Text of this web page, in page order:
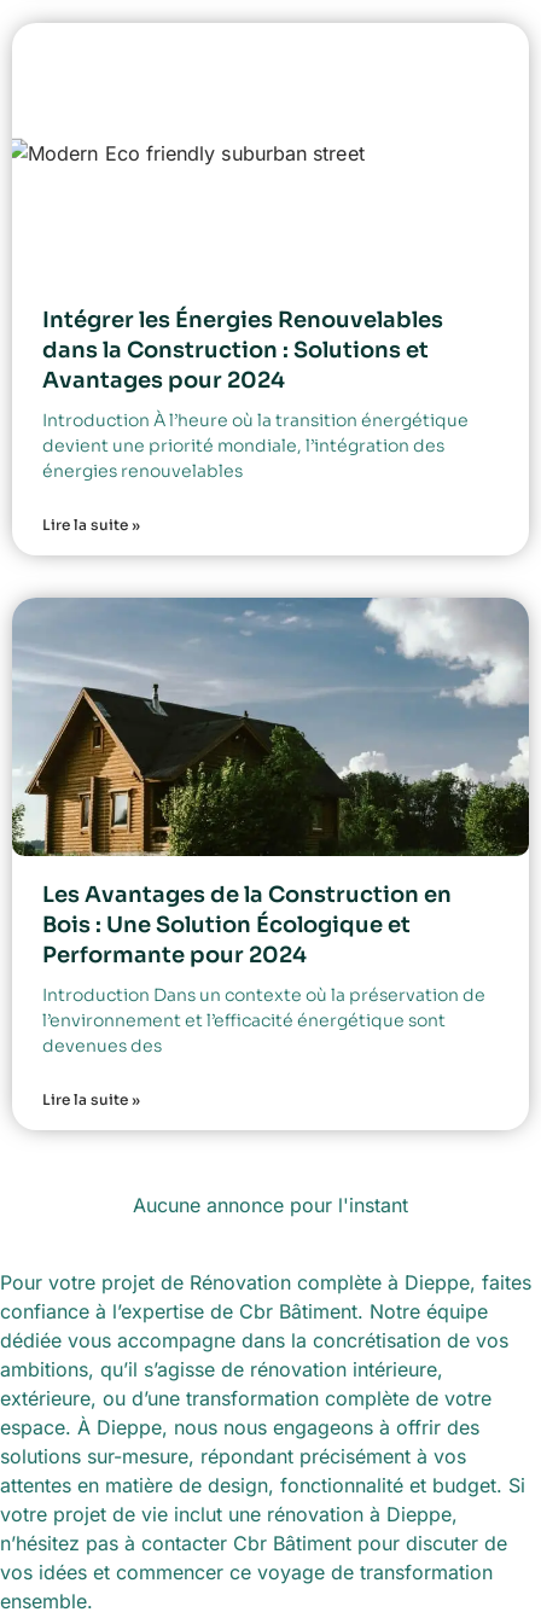
Intégrer les Énergies Renouvelables
dans la Construction : Solutions et
Avantages pour 2024
Introduction À l’heure où la transition énergétique
devient une priorité mondiale, l’intégration des
énergies renouvelables
Lire la suite »
Les Avantages de la Construction en
Bois : Une Solution Écologique et
Performante pour 2024
Introduction Dans un contexte où la préservation de
l’environnement et l’efficacité énergétique sont
devenues des
Lire la suite »
Aucune annonce pour l'instant
Pour votre projet de Rénovation complète à Dieppe, faites
confiance à l’expertise de Cbr Bâtiment. Notre équipe
dédiée vous accompagne dans la concrétisation de vos
ambitions, qu’il s’agisse de rénovation intérieure,
extérieure, ou d’une transformation complète de votre
espace. À Dieppe, nous nous engageons à offrir des
solutions sur-mesure, répondant précisément à vos
attentes en matière de design, fonctionnalité et budget. Si
votre projet de vie inclut une rénovation à Dieppe,
n’hésitez pas à contacter Cbr Bâtiment pour discuter de
vos idées et commencer ce voyage de transformation
ensemble.